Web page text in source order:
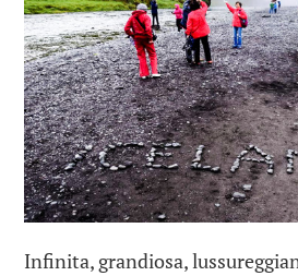
Infinita, grandiosa,